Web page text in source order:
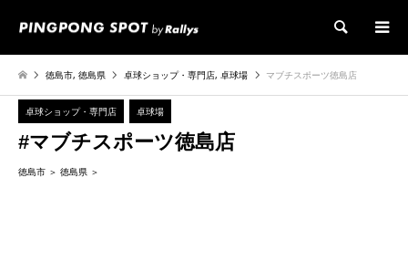
検索
徳島市,徳島県 卓球ショップ・専門店,卓球場 マブチスポーツ徳島店
卓球ショップ・専門店 卓球場
#マブチスポーツ徳島店
徳島市 徳島県